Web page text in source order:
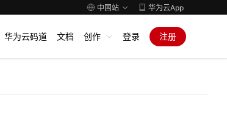
中国站 华为云App
华为云码道 文档 创作 登录 注册